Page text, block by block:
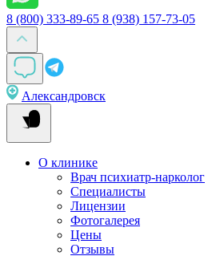
8 (800) 333-89-65 8 (938) 157-73-05
Александровск
О клинике
Врач психиатр-нарколог
Специалисты
Лицензии
Фотогалерея
Цены
Отзывы